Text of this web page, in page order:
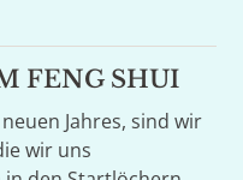
FENG SHUI
Jahres, sind wir
wir uns